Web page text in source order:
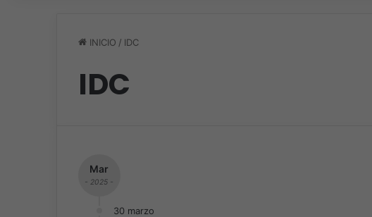
INICIO / IDC
IDC
Mar
- 2025 -
30 marzo